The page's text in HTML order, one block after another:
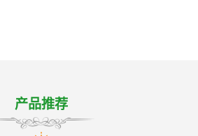
产品推荐